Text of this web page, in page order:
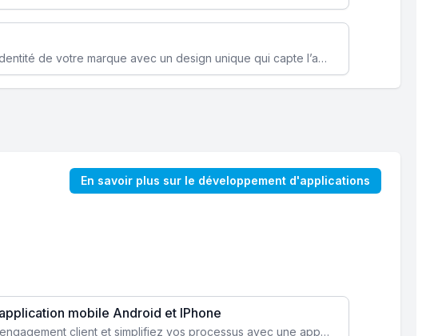
Renforcez l’identité de votre marque avec un design unique qui capte l’attention et engage vos clients.
En savoir plus sur le développement d'applications
mobile Android et IPhone
Augmentez l’engagement client et simplifiez vos processus avec une application mobile sur mesure, disponible sur iOS et Android.